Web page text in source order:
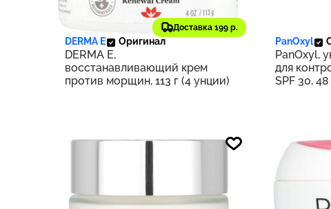
Доставка 199 р.
191
DERMA E Оригинал
DERMA E,
восстанавливающий крем
против морщин, 113 г (4 унции)
PanOxyl
PanOxyl,
для
SPF 30,